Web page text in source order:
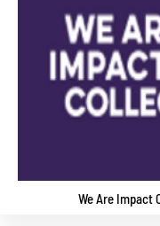
We Are Impact